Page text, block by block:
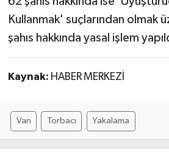
Kullanmak' suçlarından olmak
şahıs hakkında yasal işlem
Kaynak: HABER MERKEZİ
Van Torbacı Yakalama